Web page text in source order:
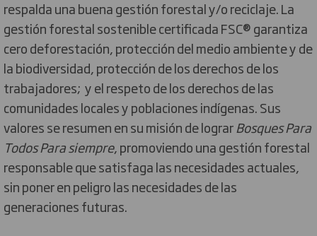
respalda una buena gestión forestal y/o reciclaje. La
gestión forestal sostenible certificada FSC® garantiza
cero deforestación, protección del medio ambiente y de
la biodiversidad, protección de los derechos de los
trabajadores; y el respeto de los derechos de las
comunidades locales y poblaciones indígenas. Sus
valores se resumen en su misión de lograrBosques Para
Todos Para siempre, promoviendo una gestión forestal
responsable que satisfaga las necesidades actuales,
sin poner en peligro las necesidades de las
generaciones futuras.